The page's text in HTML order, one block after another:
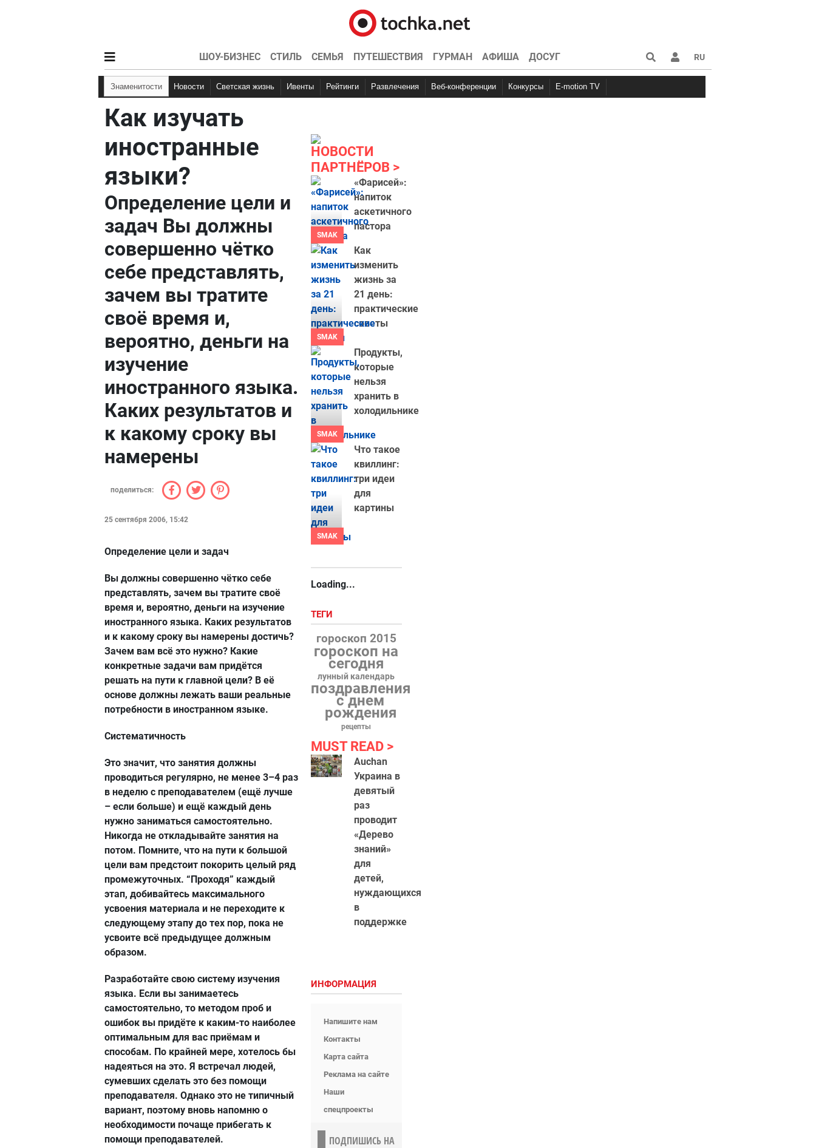
ШОУ-БИЗНЕС СТИЛЬ СЕМЬЯ ПУТЕШЕСТВИЯ ГУРМАН АФИША ДОСУГ RU
Знаменитости Новости Светская жизнь Ивенты Рейтинги Развлечения Веб-конференции Конкурсы E-motion TV
Как изучать
иностранные
языки?
Определение цели и
задач Вы должны
совершенно чётко
себе представлять,
зачем вы тратите
своё время и,
вероятно, деньги на
изучение
иностранного языка.
Каких результатов и
к какому сроку вы
намерены
поделиться:
25 сентября 2006, 15:42
Определение цели и задач
Вы должны совершенно чётко себе
представлять, зачем вы тратите своё
время и, вероятно, деньги на изучение
иностранного языка. Каких результатов
и к какому сроку вы намерены достичь?
Зачем вам всё это нужно? Какие
конкретные задачи вам придётся
решать на пути к главной цели? В её
основе должны лежать ваши реальные
потребности в иностранном языке.
Систематичность
Это значит, что занятия должны
проводиться регулярно, не менее 3–4 раз
в неделю с преподавателем (ещё лучше
– если больше) и ещё каждый день
нужно заниматься самостоятельно.
Никогда не откладывайте занятия на
потом. Помните, что на пути к большой
цели вам предстоит покорить целый ряд
промежуточных. “Проходя” каждый
этап, добивайтесь максимального
усвоения материала и не переходите к
следующему этапу до тех пор, пока не
усвоите всё предыдущее должным
образом.
Разработайте свою систему изучения
языка. Если вы занимаетесь
самостоятельно, то методом проб и
ошибок вы придёте к каким-то наиболее
оптимальным для вас приёмам и
способам. По крайней мере, хотелось бы
надеяться на это. Я встречал людей,
сумевших сделать это без помощи
преподавателя. Однако это не типичный
вариант, поэтому вновь напомню о
необходимости почаще прибегать к
помощи преподавателей.
НОВОСТИ
ПАРТНЁРОВ
SMAK
«Фарисей»:
напиток
аскетичного
пастора
SMAK
Как
изменить
жизнь за
21 день:
практические
советы
SMAK
Продукты,
которые
нельзя
хранить в
холодильнике
SMAK
Что такое
квиллинг:
три идеи
для
картины
Loading...
ТЕГИ
гороскоп 2015
гороскоп на
сегодня
лунный календарь
поздравления
с днем
рождения
рецепты
MUST READ
Auchan
Украина в
девятый
раз
проводит
«Дерево
знаний»
для
детей,
нуждающихся
в
поддержке
ИНФОРМАЦИЯ
Напишите нам
Контакты
Карта сайта
Реклама на сайте
Наши
спецпроекты
ПОДПИШИСЬ НА